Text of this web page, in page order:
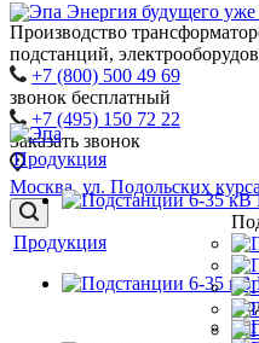
Энергия будущего уже
Производство
подстанций,
+7 (800) 500 49 69
звонок бесплатный
+7 (495) 150 72 22
Заказать звонок
Москва, ул. Подольских
Продукция
Продукция